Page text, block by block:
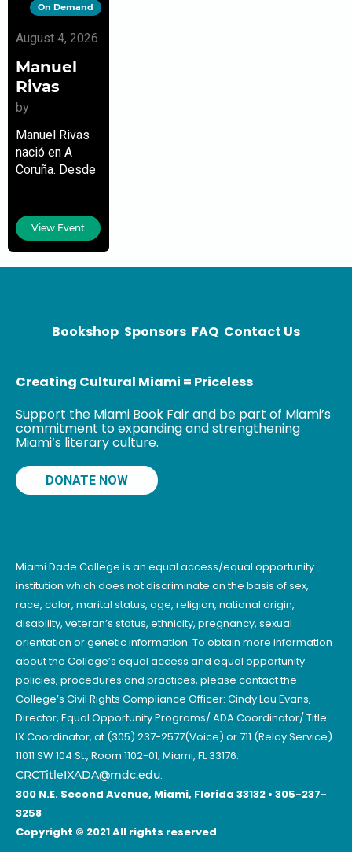
On Demand
August 4, 2026
Manuel
Rivas
by
Manuel Rivas
nació en A
Coruña. Desde
prensa y sus
reportajes y
artículos están
View Event
Bookshop Sponsors FAQ Contact Us
Creating Cultural Miami = Priceless
Support the Miami Book Fair and be part of Miami’s
commitment to expanding and strengthening
Miami’s literary culture.
DONATE NOW
Miami Dade College is an equal access/equal opportunity
institution which does not discriminate on the basis of sex,
race, color, marital status, age, religion, national origin,
disability, veteran’s status, ethnicity, pregnancy, sexual
orientation or genetic information. To obtain more information
about the College’s equal access and equal opportunity
policies, procedures and practices, please contact the
College’s Civil Rights Compliance Officer: Cindy Lau Evans,
Director, Equal Opportunity Programs/ ADA Coordinator/ Title
IX Coordinator, at (305) 237-2577(Voice) or 711 (Relay Service).
11011 SW 104 St., Room 1102-01; Miami, FL 33176.
CRCTitleIXADA@mdc.edu.
300 N.E. Second Avenue, Miami, Florida 33132 • 305-237-
3258
Copyright © 2021 All rights reserved